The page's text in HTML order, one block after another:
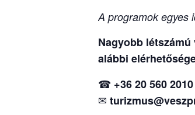
A programok egyes
Nagyobb
alábbi
☎ +36 20 560 2010
✉